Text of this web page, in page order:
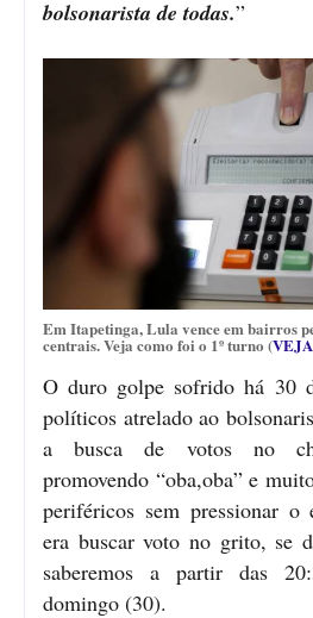
bolsonarista de todas.”
Em Itapetinga, Lula vence em bairros
centrais. Veja como foi o 1º turno (
O duro golpe sofrido há 30
políticos atrelado ao
a busca de votos no
promovendo “oba,oba” e
periféricos sem pressionar
era buscar voto no grito, se
saberemos a partir das
domingo (30).